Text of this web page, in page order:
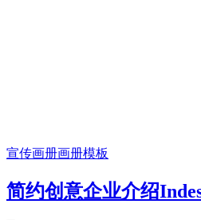
宣传画册画册模板
简约创意企业介绍